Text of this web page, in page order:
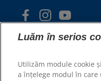
Luăm în serios
Utilizăm module cookie
a înțelege modul în